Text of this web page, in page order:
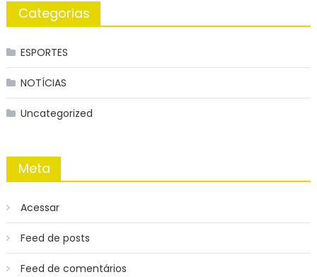
Categorias
ESPORTES
NOTÍCIAS
Uncategorized
Meta
Acessar
Feed de posts
Feed de comentários